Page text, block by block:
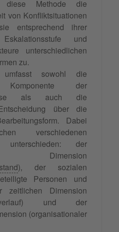
diese Methode die
von Konfliktsituationen
entsprechend ihrer
und
unterschiedlichen
zu.
sowohl die
Komponente der
als auch die
über die
Dabei
verschiedenen
unterschieden: der
Dimension
), der sozialen
Personen und
zeitlichen Dimension
und der
(organisationaler